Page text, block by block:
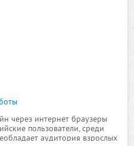
через интернет браузеры
пользователи, среди
аудитория взрослых